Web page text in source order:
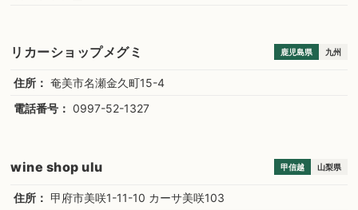
リカーショップメグミ 鹿児島県 九州
住所： 奄美市名瀬金久町15-4
電話番号： 0997-52-1327
wine shop ulu 甲信越 山梨県
住所： 甲府市美咲1-11-10 カーサ美咲103